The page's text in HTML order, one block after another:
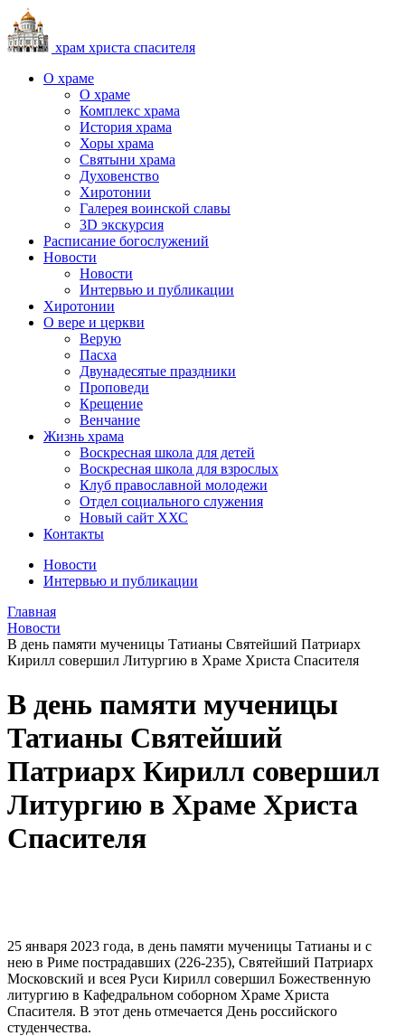
храм христа спасителя
О храме
О храме
Комплекс храма
История храма
Хоры храма
Святыни храма
Духовенство
Хиротонии
Галерея воинской славы
3D экскурсия
Расписание богослужений
Новости
Новости
Интервью и публикации
Хиротонии
О вере и церкви
Верую
Пасха
Двунадесятые праздники
Проповеди
Крещение
Венчание
Жизнь храма
Воскресная школа для детей
Воскресная школа для взрослых
Клуб православной молодежи
Отдел социального служения
Новый сайт ХХС
Контакты
Новости
Интервью и публикации
Главная
Новости
В день памяти мученицы Татианы Святейший Патриарх
Кирилл совершил Литургию в Храме Христа Спасителя
В день памяти мученицы
Татианы Святейший
Патриарх Кирилл совершил
Литургию в Храме Христа
Спасителя
25 января 2023 года, в день памяти мученицы Татианы и с
нею в Риме пострадавших (226-235), Святейший Патриарх
Московский и всея Руси Кирилл совершил Божественную
литургию в Кафедральном соборном Храме Христа
Спасителя. В этот день отмечается День российского
студенчества.